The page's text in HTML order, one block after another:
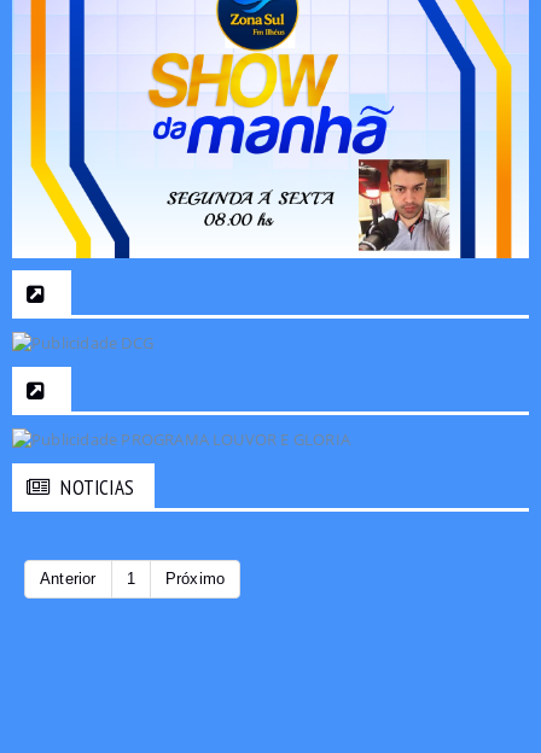
NOTICIAS
Anterior 1 Próximo